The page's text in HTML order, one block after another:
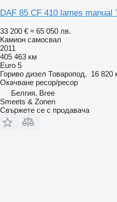
DAF 85 CF 410 lames manual
33 200 € ≈ 65 050 лв.
Камион самосвал
2011
405 463 км
Euro 5
Гориво дизел Товаропод. 16 820
Окачване ресор/ресор
Белгия, Bree
Smeets & Zonen
Свържете се с продавача